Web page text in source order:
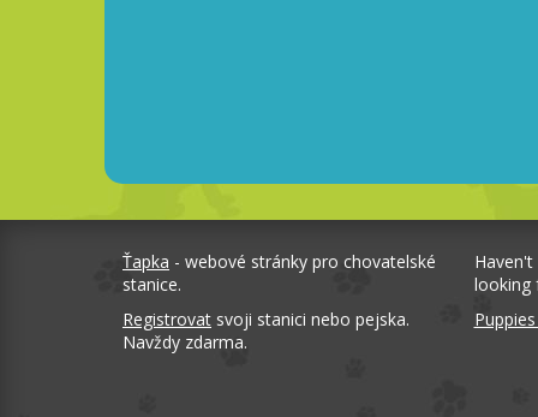
Ťapka - webové stránky pro chovatelské
stanice.
Registrovat svoji stanici nebo pejska.
Navždy zdarma.
looking